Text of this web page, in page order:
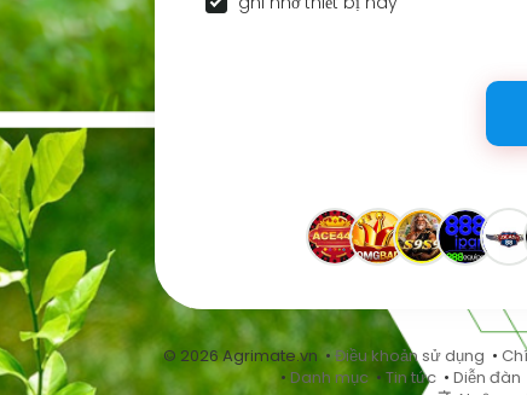
© 2026 Agrimate.vn •Điều khoản sử dụng •
• Danh mục• Tin tức • Diễn đàn